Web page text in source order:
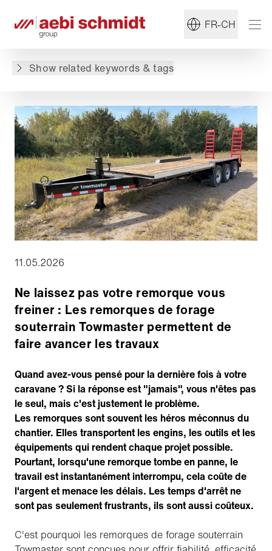
FR-CH
Show related keywords & tags
#Remorque
11.05.2026
Ne laissez pas votre remorque vous
freiner : Les remorques de forage
souterrain Towmaster permettent de
faire avancer les travaux
Quand avez-vous pensé pour la dernière fois à votre
caravane ? Si la réponse est "jamais", vous n'êtes pas
le seul, mais c'est justement le problème.
Les remorques sont souvent les héros méconnus du
chantier. Elles transportent les engins, les outils et les
équipements qui rendent chaque projet possible.
Pourtant, lorsqu'une remorque tombe en panne, le
travail est instantanément interrompu, cela coûte de
l'argent et menace les délais. Les temps d'arrêt ne
sont pas seulement frustrants, ils sont aussi coûteux.
C'est pourquoi les remorques de forage souterrain